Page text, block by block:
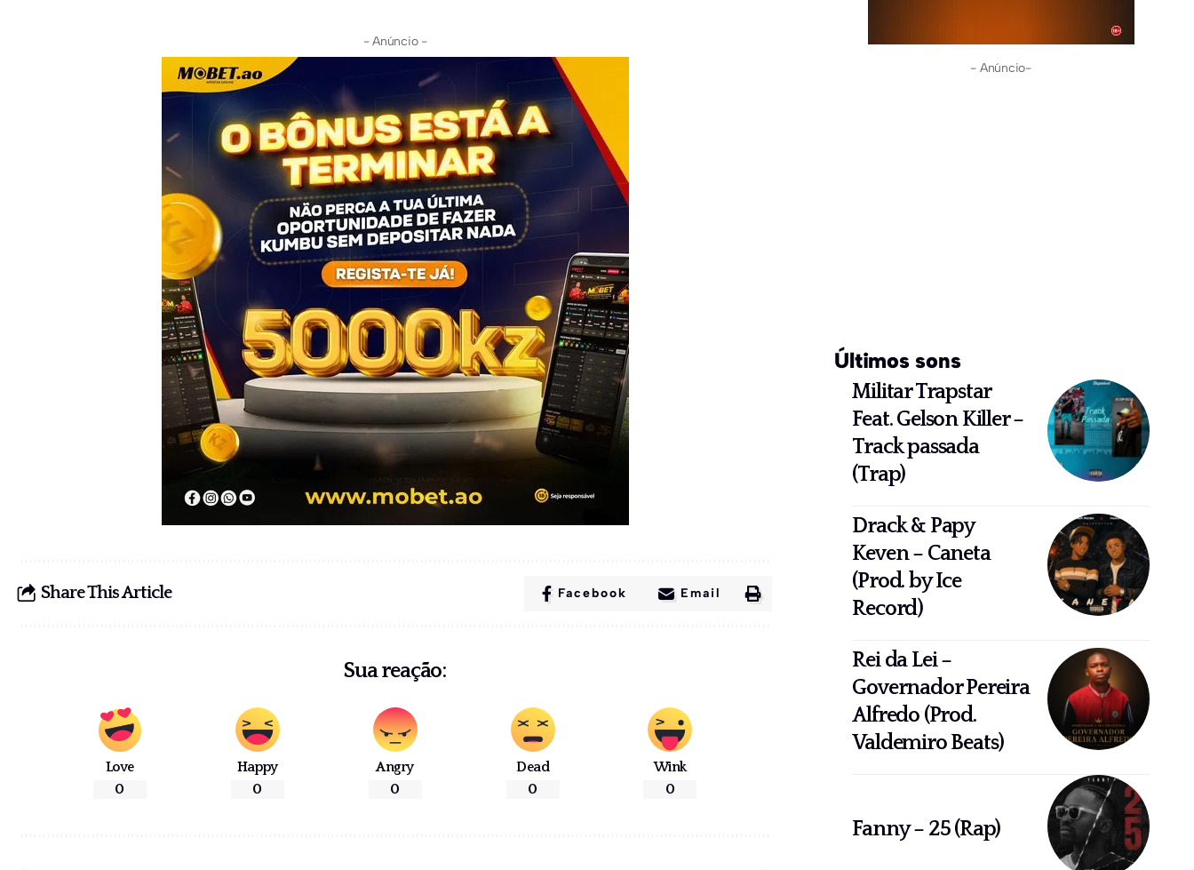
- Anúncio -
Share This Article Facebook Email
Sua reação:
Love
0
Happy
0
Angry
0
Dead
0
Wink
0
- Anúncio-
Últimos sons
Militar Trapstar
Feat. Gelson Killer –
Track passada
(Trap)
Drack & Papy
Keven – Caneta
(Prod. by Ice
Record)
Rei da Lei –
Governador Pereira
Alfredo (Prod.
Valdemiro Beats)
Fanny – 25 (Rap)